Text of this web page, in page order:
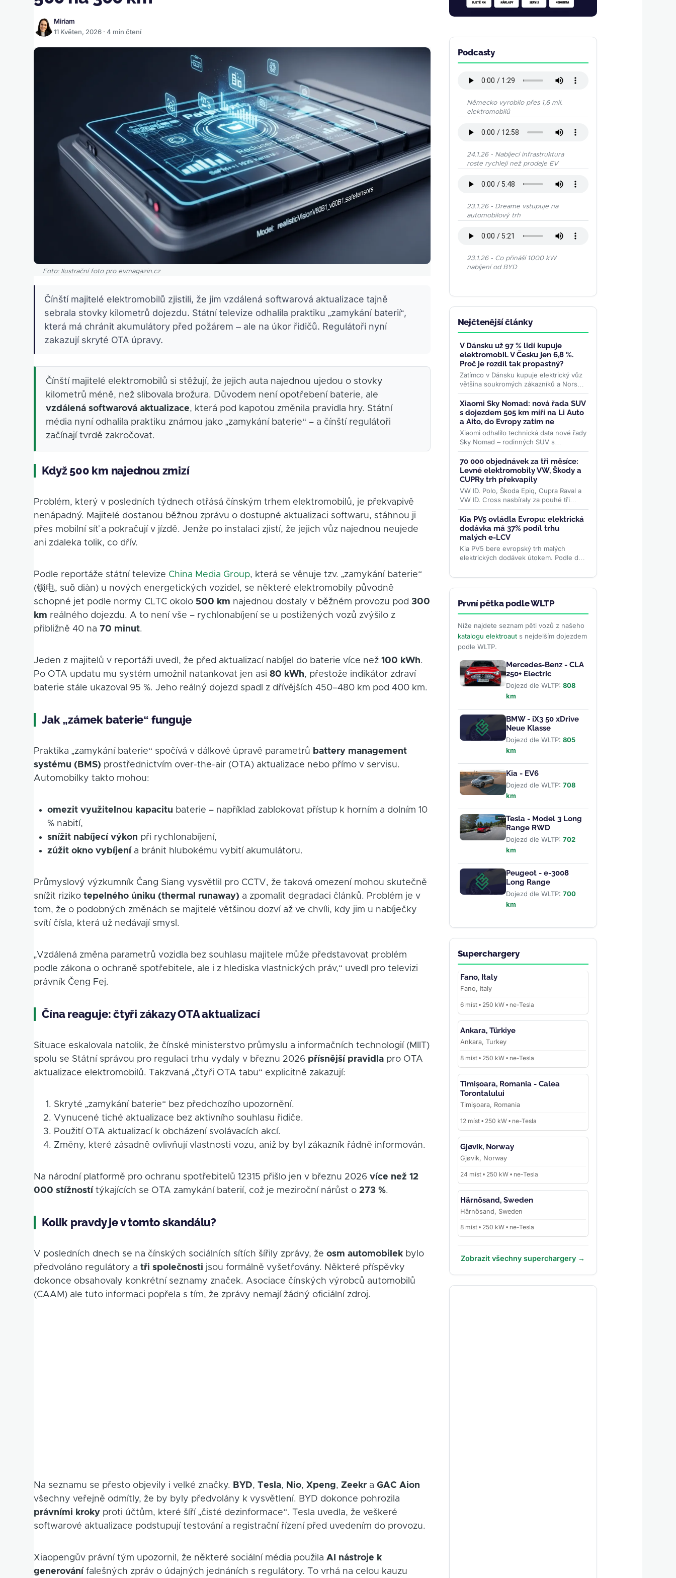
Miriam
11 Květen, 2026 · 4 min čtení
Foto: Ilustrační foto pro evmagazin.cz
Čínští majitelé elektromobilů zjistili, že jim vzdálená softwarová aktualizace tajně
sebrala stovky kilometrů dojezdu. Státní televize odhalila praktiku „zamykání baterií“,
která má chránit akumulátory před požárem – ale na úkor řidičů. Regulátoři nyní
zakazují skryté OTA úpravy.
Čínští majitelé elektromobilů si stěžují, že jejich auta najednou ujedou o stovky
kilometrů méně, než slibovala brožura. Důvodem není opotřebení baterie, ale
vzdálená softwarová aktualizace, která pod kapotou změnila pravidla hry. Státní
média nyní odhalila praktiku známou jako „zamykání baterie“ – a čínští regulátoři
začínají tvrdě zakročovat.
Když 500 km najednou zmizí
Problém, který v posledních týdnech otřásá čínským trhem elektromobilů, je překvapivě
nenápadný. Majitelé dostanou běžnou zprávu o dostupné aktualizaci softwaru, stáhnou ji
přes mobilní síť a pokračují v jízdě. Jenže po instalaci zjistí, že jejich vůz najednou neujede
ani zdaleka tolik, co dřív.
Podle reportáže státní televize China Media Group, která se věnuje tzv. „zamykání baterie“
(锁电, suǒ diàn) u nových energetických vozidel, se některé elektromobily původně
schopné jet podle normy CLTC okolo500 km najednou dostaly v běžném provozu pod300
km reálného dojezdu. A to není vše – rychlonabíjení se u postižených vozů zvýšilo z
přibližně 40 na70 minut.
Jeden z majitelů v reportáži uvedl, že před aktualizací nabíjel do baterie více než100 kWh.
Po OTA updatu mu systém umožnil natankovat jen asi80 kWh, přestože indikátor zdraví
baterie stále ukazoval 95 %. Jeho reálný dojezd spadl z dřívějších 450–480 km pod 400 km.
Jak „zámek baterie“ funguje
Praktika „zamykání baterie“ spočívá v dálkové úpravě parametrů battery management
systému (BMS) prostřednictvím over-the-air (OTA) aktualizace nebo přímo v servisu.
Automobilky takto mohou:
omezit využitelnou kapacitu baterie – například zablokovat přístup k horním a dolním 10
% nabití,
snížit nabíjecí výkon při rychlonabíjení,
zúžit okno vybíjení a bránit hlubokému vybití akumulátoru.
Průmyslový výzkumník Čang Siang vysvětlil pro CCTV, že taková omezení mohou skutečně
snížit rizikotepelného úniku (thermal runaway) a zpomalit degradaci článků. Problém je v
tom, že o podobných změnách se majitelé většinou dozví až ve chvíli, kdy jim u nabíječky
svítí čísla, která už nedávají smysl.
„Vzdálená změna parametrů vozidla bez souhlasu majitele může představovat problém
podle zákona o ochraně spotřebitele, ale i z hlediska vlastnických práv,“ uvedl pro televizi
právník Čeng Fej.
Čína reaguje: čtyři zákazy OTA aktualizací
Situace eskalovala natolik, že čínské ministerstvo průmyslu a informačních technologií (MIIT)
spolu se Státní správou pro regulaci trhu vydaly v březnu 2026 přísnější pravidla pro OTA
aktualizace elektromobilů. Takzvaná „čtyři OTA tabu“ explicitně zakazují:
Skryté „zamykání baterie“ bez předchozího upozornění.
Vynucené tiché aktualizace bez aktivního souhlasu řidiče.
Použití OTA aktualizací k obcházení svolávacích akcí.
Změny, které zásadně ovlivňují vlastnosti vozu, aniž by byl zákazník řádně informován.
Na národní platformě pro ochranu spotřebitelů 12315 přišlo jen v březnu 2026více než 12
000 stížností týkajících se OTA zamykání baterií, což je meziroční nárůst o273 %.
Kolik pravdy je v tomto skandálu?
V posledních dnech se na čínských sociálních sítích šířily zprávy, žeosm automobilek bylo
předvoláno regulátory atři společnosti jsou formálně vyšetřovány. Některé příspěvky
dokonce obsahovaly konkrétní seznamy značek. Asociace čínských výrobců automobilů
(CAAM) ale tuto informaci popřela s tím, že zprávy nemají žádný oficiální zdroj.
Na seznamu se přesto objevily i velké značky. BYD,Tesla, Nio,Xpeng,Zeekr aGAC Aion
všechny veřejně odmítly, že by byly předvolány k vysvětlení. BYD dokonce pohrozila
právními kroky proti účtům, které šíří „čisté dezinformace“. Tesla uvedla, že veškeré
softwarové aktualizace podstupují testování a registrační řízení před uvedením do provozu.
Xiaopengův právní tým upozornil, že některé sociální média použilaAI nástroje k
generování falešných zpráv o údajných jednáních s regulátory. To vrhá na celou kauzu
Podcasty
Německo vyrobilo přes 1,6 mil.
elektromobilů
24.1.26 - Nabíjecí infrastruktura
roste rychleji než prodeje EV
23.1.26 - Dreame vstupuje na
automobilový trh
23.1.26 - Co přináší 1000 kW
nabíjení od BYD
Nejčtenější články
V Dánsku už 97 % lidí kupuje
elektromobil. V Česku jen 6,8 %.
Proč je rozdíl tak propastný?
Zatímco v Dánsku kupuje elektrický vůz
většina soukromých zákazníků a Norsko
drží dominanci bateriového pohonu,
české registrace podle...>>
Xiaomi Sky Nomad: nová řada SUV
s dojezdem 505 km míří na Li Auto
a Aito, do Evropy zatím ne
Xiaomi odhalilo technická data nové řady
Sky Nomad – rodinných SUV s
benzinovým generátorem a dojezdem
až 505 km na baterii. Do Evropy ale...
>>
70 000 objednávek za tři měsíce:
Levné elektromobily VW, Škody a
CUPRy trh překvapily
VW ID. Polo, Škoda Epiq, Cupra Raval a
VW ID. Cross nasbíraly za pouhé tři
měsíce přes 70 000 objednávek. Levná
rodina elektromobilů...>>
Kia PV5 ovládla Evropu: elektrická
dodávka má 37% podíl trhu
malých e-LCV
Kia PV5 bere evropský trh malých
elektrických dodávek útokem. Podle dat
zemích a v Británii...>>
První pětka podle WLTP
Níže najdete seznam pěti vozů z našeho
katalogu elektroauts nejdelším dojezdem
podle WLTP.
Mercedes-Benz - CLA
250+ Electric
Dojezd dle WLTP: 808
km
BMW - iX3 50 xDrive
Neue Klasse
Dojezd dle WLTP: 805
km
Kia - EV6
Dojezd dle WLTP: 708
km
Tesla - Model 3 Long
Range RWD
Dojezd dle WLTP: 702
km
Peugeot - e-3008
Long Range
Dojezd dle WLTP: 700
km
Superchargery
Fano, Italy
Fano, Italy
6 míst • 250 kW • ne-Tesla
Ankara, Türkiye
Ankara, Turkey
8 míst • 250 kW • ne-Tesla
Timișoara, Romania - Calea
Torontalului
Timișoara, Romania
12 míst • 250 kW • ne-Tesla
Gjøvik, Norway
Gjøvik, Norway
24 míst • 250 kW • ne-Tesla
Härnösand, Sweden
Härnösand, Sweden
8 míst • 250 kW • ne-Tesla
Zobrazit všechny superchargery →